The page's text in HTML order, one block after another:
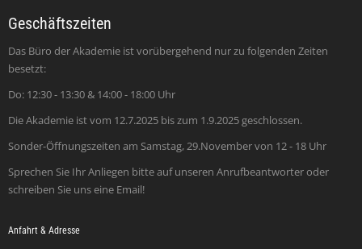
Geschäftszeiten
Das Büro der Akademie ist vorübergehend nur zu folgenden Zeiten
besetzt:
Do: 12:30 - 13:30 & 14:00 - 18:00 Uhr
Die Akademie ist vom 12.7.2025 bis zum 1.9.2025 geschlossen.
Sonder-Öffnungszeiten am Samstag, 29.November von 12 - 18 Uhr
Sprechen Sie Ihr Anliegen bitte auf unseren Anrufbeantworter oder
schreiben Sie uns eine Email!
Anfahrt & Adresse